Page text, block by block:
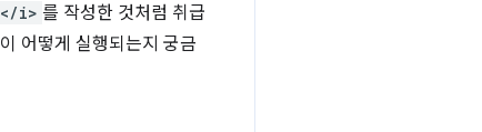
i> 를 작성한 것처럼 취급
어떻게 실행되는지 궁금